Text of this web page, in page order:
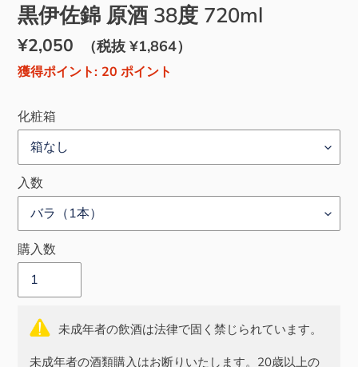
黒伊佐錦 原酒 38度 720ml
通
常
格
¥2,050
販
売
（税抜 ¥1,864）
獲得ポイント: 20 ポイント
化粧箱
入数
購入数
未成年者の飲酒は法律で固く禁じられています。
未成年者の酒類購入はお断りいたします。20歳以上の